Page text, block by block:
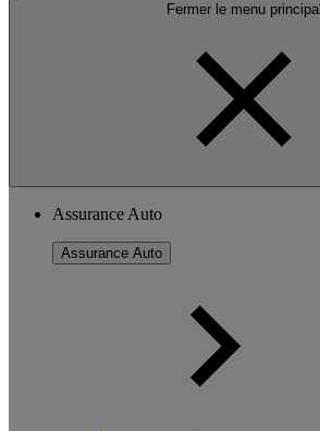
Fermer le menu principal
Assurance Auto
Assurance Auto